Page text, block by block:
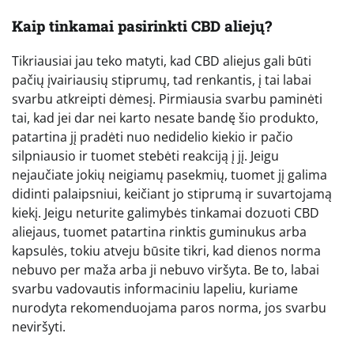
Kaip tinkamai pasirinkti CBD aliejų?
Tikriausiai jau teko matyti, kad CBD aliejus gali būti
pačių įvairiausių stiprumų, tad renkantis, į tai labai
svarbu atkreipti dėmesį. Pirmiausia svarbu paminėti
tai, kad jei dar nei karto nesate bandę šio produkto,
patartina jį pradėti nuo nedidelio kiekio ir pačio
silpniausio ir tuomet stebėti reakciją į jį. Jeigu
nejaučiate jokių neigiamų pasekmių, tuomet jį galima
didinti palaipsniui, keičiant jo stiprumą ir suvartojamą
kiekį. Jeigu neturite galimybės tinkamai dozuoti CBD
aliejaus, tuomet patartina rinktis guminukus arba
kapsulės, tokiu atveju būsite tikri, kad dienos norma
nebuvo per maža arba ji nebuvo viršyta. Be to, labai
svarbu vadovautis informaciniu lapeliu, kuriame
nurodyta rekomenduojama paros norma, jos svarbu
neviršyti.